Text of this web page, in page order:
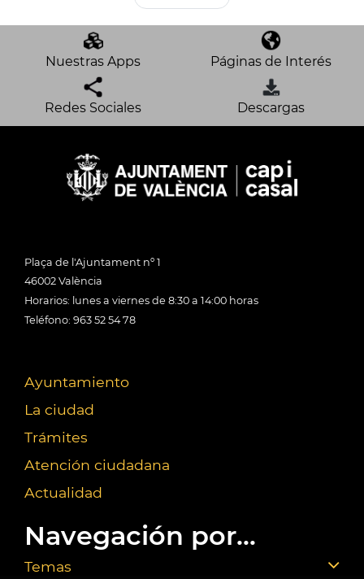
Nuestras Apps Páginas de Interés
Redes Sociales Descargas
Plaça de l'Ajuntament nº 1
46002 València
Horarios: lunes a viernes de 8:30 a 14:00 horas
Teléfono: 963 52 54 78
Ayuntamiento
La ciudad
Trámites
Atención ciudadana
Actualidad
Navegación por...
Temas